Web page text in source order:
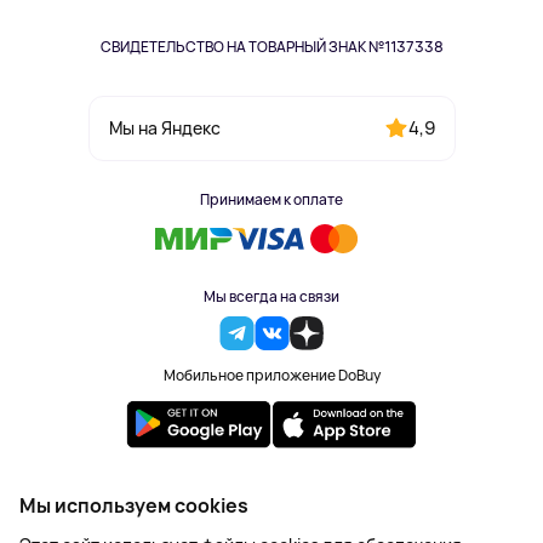
СВИДЕТЕЛЬСТВО НА ТОВАРНЫЙ ЗНАК №1137338
Мы на Яндекс 4,9
Принимаем к оплате
Мы всегда на связи
Мобильное приложение DoBuy
2023-2026 © DoBuy. Все права защищены
Правила обработки персональных данных
Мы используем cookies